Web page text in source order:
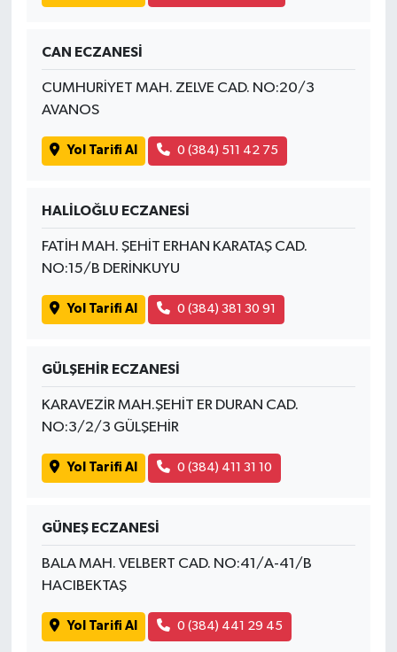
CAN ECZANESİ
CUMHURİYET MAH. ZELVE CAD. NO:20/3
AVANOS
Yol Tarifi Al 0 (384) 511 42 75
HALİLOĞLU ECZANESİ
FATİH MAH. ŞEHİT ERHAN KARATAŞ CAD.
NO:15/B DERİNKUYU
Yol Tarifi Al 0 (384) 381 30 91
GÜLŞEHİR ECZANESİ
KARAVEZİR MAH.ŞEHİT ER DURAN CAD.
NO:3/2/3 GÜLŞEHİR
Yol Tarifi Al 0 (384) 411 31 10
GÜNEŞ ECZANESİ
BALA MAH. VELBERT CAD. NO:41/A-41/B
HACIBEKTAŞ
Yol Tarifi Al 0 (384) 441 29 45